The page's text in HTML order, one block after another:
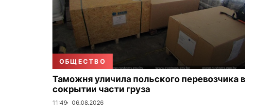
ОБЩЕСТВО
Таможня уличила польского перевозчика в
сокрытии части груза
11:49 06.08.2026